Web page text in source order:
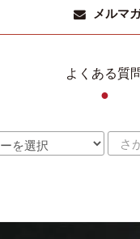
メルマ
よくある質
●